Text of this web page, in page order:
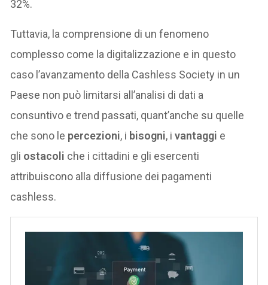
32%.
Tuttavia, la comprensione di un fenomeno
complesso come la digitalizzazione e in questo
caso l’avanzamento della Cashless Society in un
Paese non può limitarsi all’analisi di dati a
consuntivo e trend passati, quant’anche su quelle
che sono le percezioni, i bisogni, ivantaggi e
gli ostacoli che i cittadini e gli esercenti
attribuiscono alla diffusione dei pagamenti
cashless.